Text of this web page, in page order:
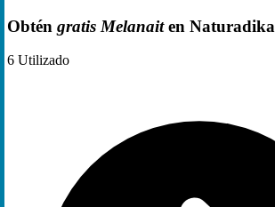
Obtén gratis Melanaiten Naturadika
6 Utilizado